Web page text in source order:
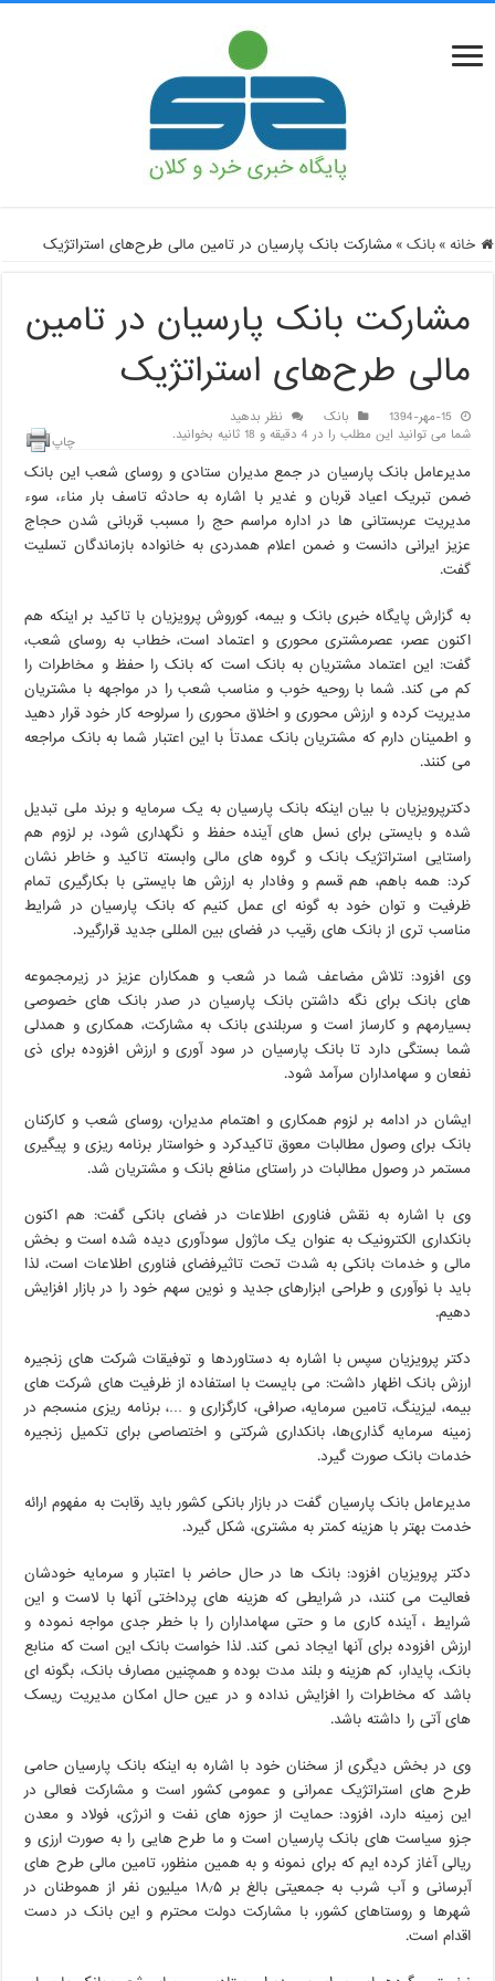
خانه » بانک » مشارکت بانک پارسیان در تامین مالی طرح‌های استراتژیک
مشارکت بانک پارسیان در تامین
مالی طرح‌های استراتژیک
15-مهر-1394 بانک
نظر بدهید
شما می توانید این مطلب را در 4 دقیقه و 18 ثانیه بخوانید.
چاپ
مدیرعامل بانک پارسیان در جمع مدیران ستادی و روسای شعب این بانک
ضمن تبریک اعیاد قربان و غدیر با اشاره به حادثه تاسف بار مناء، سوء
مدیریت عربستانی ها در اداره مراسم حج را مسبب قربانی شدن حجاج
عزیز ایرانی دانست و ضمن اعلام همدردی به خانواده بازماندگان تسلیت
گفت.
به گزارش پایگاه خبری بانک و بیمه، کوروش پرویزیان با تاکید بر اینکه هم
اکنون عصر، عصرمشتری محوری و اعتماد است، خطاب به روسای شعب،
گفت: این اعتماد مشتریان به بانک است که بانک را حفظ و مخاطرات را
کم می کند. شما با روحیه خوب و مناسب شعب را در مواجهه با مشتریان
مدیریت کرده و ارزش محوری و اخلاق محوری را سرلوحه کار خود قرار دهید
و اطمینان دارم که مشتریان بانک عمدتاً با این اعتبار شما به بانک مراجعه
می کنند.
دکترپرویزیان با بیان اینکه بانک پارسیان به یک سرمایه و برند ملی تبدیل
شده و بایستی برای نسل های آینده حفظ و نگهداری شود، بر لزوم هم
راستایی استراتژیک بانک و گروه های مالی وابسته تاکید و خاطر نشان
کرد: همه باهم، هم قسم و وفادار به ارزش ها بایستی با بکارگیری تمام
ظرفیت و توان خود به گونه ای عمل کنیم که بانک پارسیان در شرایط
مناسب تری از بانک های رقیب در فضای بین المللی جدید قرارگیرد.
وی افزود: تلاش مضاعف شما در شعب و همکاران عزیز در زیرمجموعه
های بانک برای نگه داشتن بانک پارسیان در صدر بانک های خصوصی
بسیارمهم و کارساز است و سربلندی بانک به مشارکت، همکاری و همدلی
شما بستگی دارد تا بانک پارسیان در سود آوری و ارزش افزوده برای ذی
نفعان و سهامداران سرآمد شود.
ایشان در ادامه بر لزوم همکاری و اهتمام مدیران، روسای شعب و کارکنان
بانک برای وصول مطالبات معوق تاکیدکرد و خواستار برنامه ریزی و پیگیری
مستمر در وصول مطالبات در راستای منافع بانک و مشتریان شد.
وی با اشاره به نقش فناوری اطلاعات در فضای بانکی گفت: هم اکنون
بانکداری الکترونیک به عنوان یک ماژول سودآوری دیده شده است و بخش
مالی و خدمات بانکی به شدت تحت تاثیرفضای فناوری اطلاعات است، لذا
باید با نوآوری و طراحی ابزارهای جدید و نوین سهم خود را در بازار افزایش
دهیم.
دکتر پرویزیان سپس با اشاره به دستاوردها و توفیقات شرکت های زنجیره
ارزش بانک اظهار داشت: می بایست با استفاده از ظرفیت های شرکت های
بیمه‌، لیزینگ، تامین سرمایه، صرافی، کارگزاری و …، برنامه ریزی منسجم در
زمینه سرمایه گذاری‌ها‌، بانکداری شرکتی و اختصاصی برای تکمیل زنجیره
خدمات بانک صورت گیرد.
مدیرعامل بانک پارسیان گفت در بازار بانکی کشور باید رقابت به مفهوم ارائه
خدمت بهتر با هزینه کمتر به مشتری، شکل گیرد.
دکتر پرویزیان افزود: بانک ها در حال حاضر با اعتبار و سرمایه خودشان
فعالیت می کنند، در شرایطی که هزینه های پرداختی آنها با لاست و این
شرایط ، آینده کاری ما و حتی سهامداران را با خطر جدی مواجه نموده و
ارزش افزوده برای آنها ایجاد نمی کند. لذا خواست بانک این است که منابع
بانک، پایدار، کم هزینه و بلند مدت بوده و همچنین مصارف بانک، بگونه ای
باشد که مخاطرات را افزایش نداده و در عین حال امکان مدیریت ریسک
های آتی را داشته باشد.
وی در بخش دیگری از سخنان خود با اشاره به اینکه بانک پارسیان حامی
طرح های استراتژیک عمرانی و عمومی کشور است و مشارکت فعالی در
این زمینه دارد، افزود: حمایت از حوزه های نفت و انرژی، فولاد و معدن
جزو سیاست های بانک پارسیان است و ما طرح هایی را به صورت ارزی و
ریالی آغاز کرده ایم که برای نمونه و به همین منظور، تامین مالی طرح های
آبرسانی و آب شرب به جمعیتی بالغ بر ۱۸٫۵ میلیون نفر از هموطنان در
شهرها و روستاهای کشور، با مشارکت دولت محترم و این بانک در دست
اقدام است.